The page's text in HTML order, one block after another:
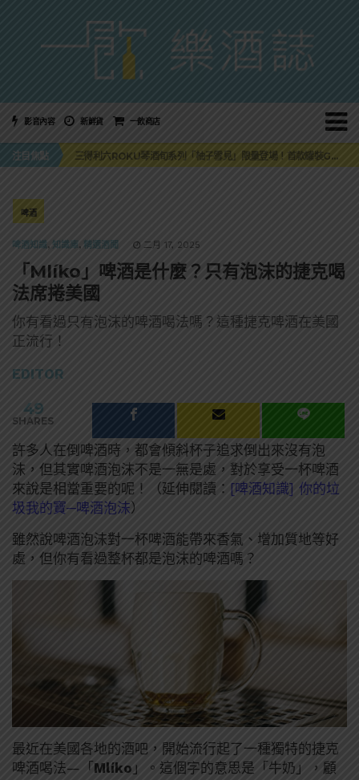
影音內容 新鮮貨 一飲商店
注目焦點
萬眾敲碗如期回歸！SUNMAI金色三麥3度攜手花蓮瓜農品牌「阿強西瓜」
三得利六ROKU琴酒旬系列「柚子雪見」限量登場！首款罐裝GIN SODA 10月同步上市
美國正式恢復蘇格蘭威士忌零關稅！烈酒產業再次迎來重磅利多
啤酒
啤酒知識, 知識庫, 精選酒聞 二月 17, 2025
「Mlíko」啤酒是什麼？只有泡沫的捷克喝
法席捲美國
你有看過只有泡沫的啤酒喝法嗎？這種捷克啤酒在美國
正流行！
EDITOR
49
SHARES
許多人在倒啤酒時，都會傾斜杯子追求倒出來沒有泡
沫，但其實啤酒泡沫不是一無是處，對於享受一杯啤酒
來說是相當重要的呢！（延伸閱讀： [啤酒知識] 你的垃
圾我的寶─啤酒泡沫）
雖然說啤酒泡沫對一杯啤酒能帶來香氣、增加質地等好
處，但你有看過整杯都是泡沫的啤酒嗎？
最近在美國各地的酒吧，開始流行起了一種獨特的捷克
啤酒喝法—「 Mlíko 」。這個字的意思是「牛奶」，顧